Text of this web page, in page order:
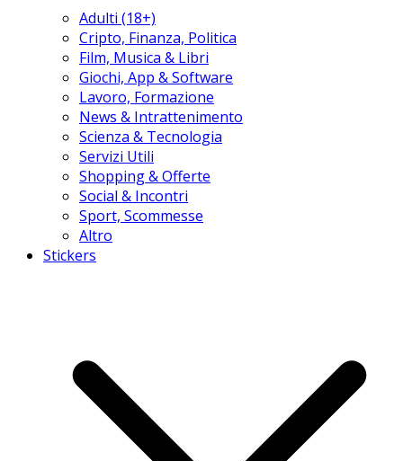
Adulti (18+)
Cripto, Finanza, Politica
Film, Musica & Libri
Giochi, App & Software
Lavoro, Formazione
News & Intrattenimento
Scienza & Tecnologia
Servizi Utili
Shopping & Offerte
Social & Incontri
Sport, Scommesse
Altro
Stickers